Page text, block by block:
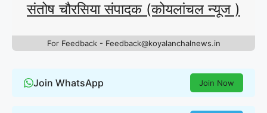
संतोष चौरसिया संपादक (कोयलांचल न्यूज )
For Feedback - Feedback@koyalanchalnews.in
Join WhatsApp Join Now